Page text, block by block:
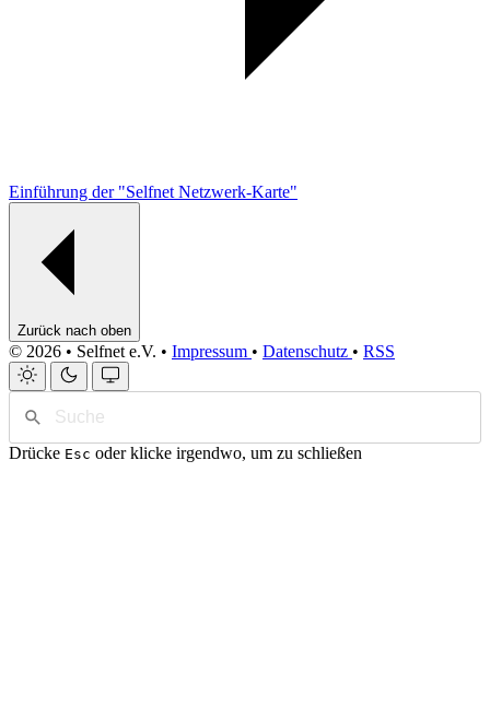
Einführung der "Selfnet Netzwerk-Karte"
Zurück nach oben
© 2026 • Selfnet e.V. • Impressum • Datenschutz • RSS
Drücke Esc oder klicke irgendwo, um zu schließen